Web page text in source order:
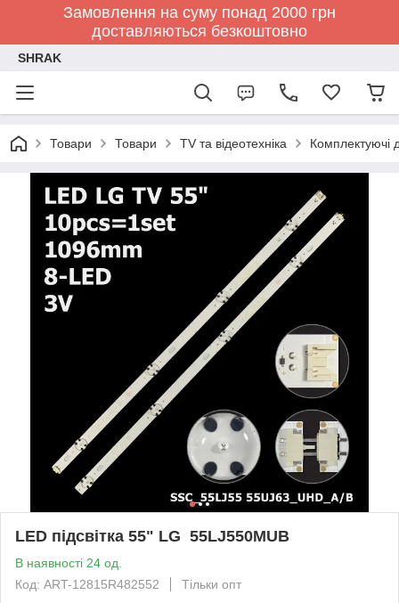
Замовлення на суму понад 2000 грн
доставляються безкоштовно
SHRAK
Товари Товари TV та відеотехніка Комплектуючі
LED підсвітка 55" LG 55LJ550MUB
В наявності 24 од.
Код: ART-12815R482552
Тільки опт